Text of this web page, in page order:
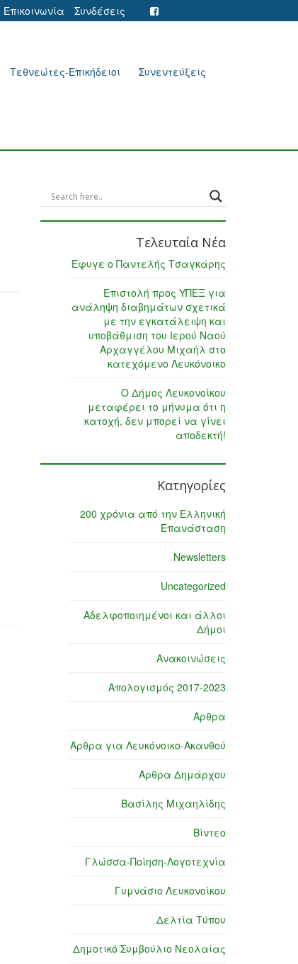
Επικοινωνία Συνδέσεις
Τεθνεώτες-Επικήδειοι Συνεντεύξεις
Τελευταία Νέα
Έφυγε ο Παντελής Τσαγκάρης
Επιστολή προς ΥΠΕΞ για
ανάληψη διαβημάτων σχετικά
με την εγκατάλειψη και
υποβάθμιση του Ιερού Ναού
Αρχαγγέλου Μιχαήλ στο
κατεχόμενο Λευκόνοικο
Ο Δήμος Λευκονοίκου
μεταφέρει το μήνυμα ότι η
κατοχή, δεν μπορεί να γίνει
αποδεκτή!
Κατηγορίες
200 χρόνια από την Ελληνική
Επανάσταση
Newsletters
Uncategorized
Αδελφοποιημένοι και άλλοι
Δήμοι
Ανακοινώσεις
Απολογισμός 2017-2023
Άρθρα
Άρθρα για Λευκόνοικο-Ακανθού
Άρθρα Δημάρχου
Βασίλης Μιχαηλίδης
Βίντεο
Γλώσσα-Ποίηση-Λογοτεχνία
Γυμνάσιο Λευκονοίκου
Δελτία Τύπου
Δημοτικό Συμβούλιο Νεολαίας